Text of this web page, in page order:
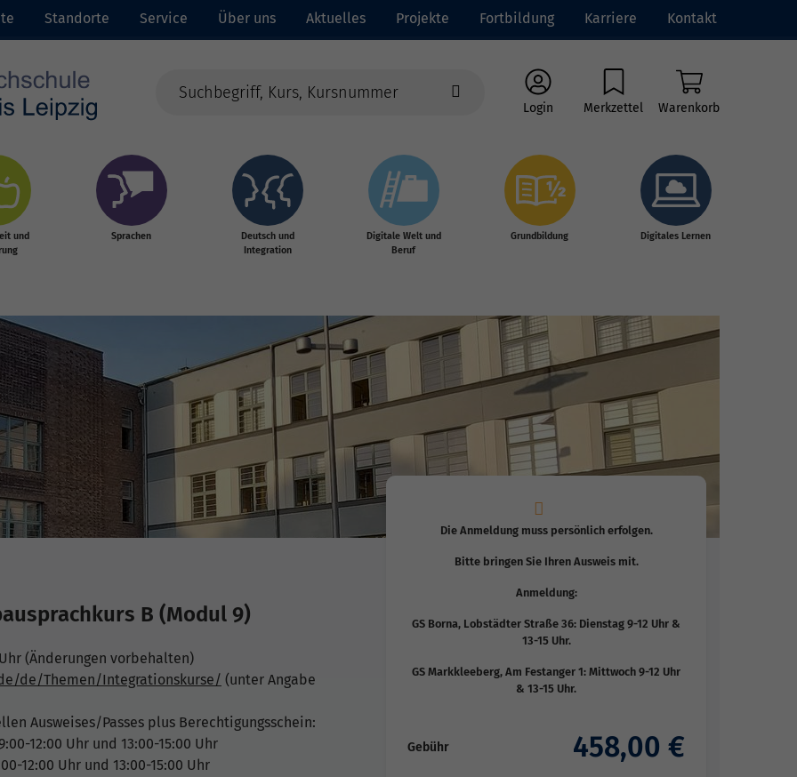
Standorte Service Über uns Aktuelles Projekte Fortbildung Karriere Kontakt
Login Merkzettel Warenkorb
und
Sprachen
Deutsch und
Integration
Digitale Welt und
Beruf
Grundbildung Digitales Lernen
B (Modul 9)
(Änderungen vorbehalten)
de/Themen/Integrationskurse/ (unter Angabe
Ausweises/Passes plus Berechtigungsschein:
12:00 Uhr und 13:00-15:00 Uhr
12:00 Uhr und 13:00-15:00 Uhr
Die Anmeldung muss persönlich erfolgen.
Bitte bringen Sie Ihren Ausweis mit.
Anmeldung:
GS Borna, Lobstädter Straße 36: Dienstag 9-12 Uhr &
13-15 Uhr.
GS Markkleeberg, Am Festanger 1: Mittwoch 9-12 Uhr
& 13-15 Uhr.
Gebühr 458,00 €